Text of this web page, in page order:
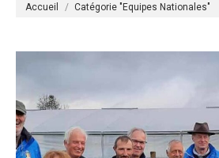
Accueil Catégorie "Equipes Nationales"